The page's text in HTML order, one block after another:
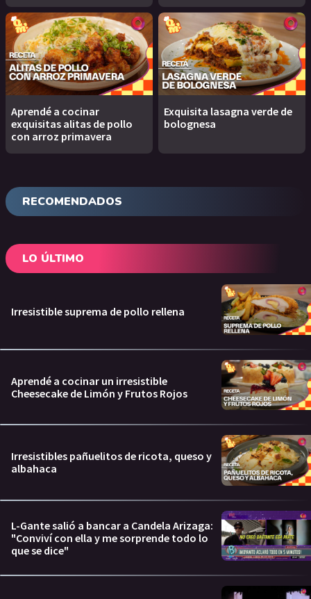
Aprendé a cocinar
exquisitas alitas de pollo
con arroz primavera
Exquisita lasagna verde de
bolognesa
RECOMENDADOS
LO ÚLTIMO
Irresistible suprema de pollo rellena
Aprendé a cocinar un irresistible
Cheesecake de Limón y Frutos Rojos
Irresistibles pañuelitos de ricota, queso y
albahaca
L-Gante salió a bancar a Candela Arizaga:
"Conviví con ella y me sorprende todo lo
que se dice"